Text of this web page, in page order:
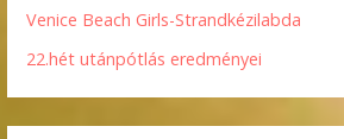
Venice Beach Girls-Strandkézilabda
22.hét utánpótlás eredményei